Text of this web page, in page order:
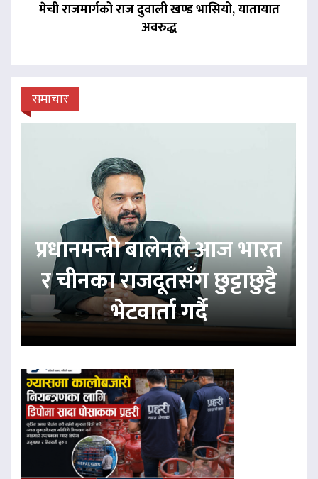
मेची राजमार्गको राज दुवाली खण्ड भासियो, यातायात
अवरुद्ध
समाचार
प्रधानमन्त्री बालेनले आज भारत
र चीनका राजदूतसँग छुट्टाछुट्टै
भेटवार्ता गर्दै